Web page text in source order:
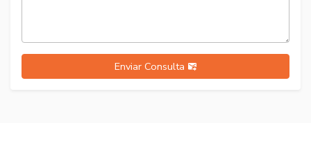
Enviar Consulta